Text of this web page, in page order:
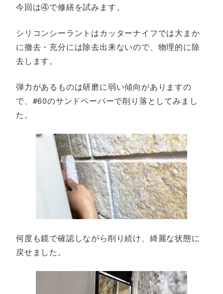
今回は④で修繕を試みます。
シリコンシーラントはカッターナイフでは大まか
に撤去・充分には除去出来ないので、物理的に除
去します。
弾力があるものは研磨に弱い傾向がありますの
で、#60のサンドペーパーで削り落としてみまし
た。
何度も鏡で確認しながら削り続け、綺麗な状態に
戻せました。